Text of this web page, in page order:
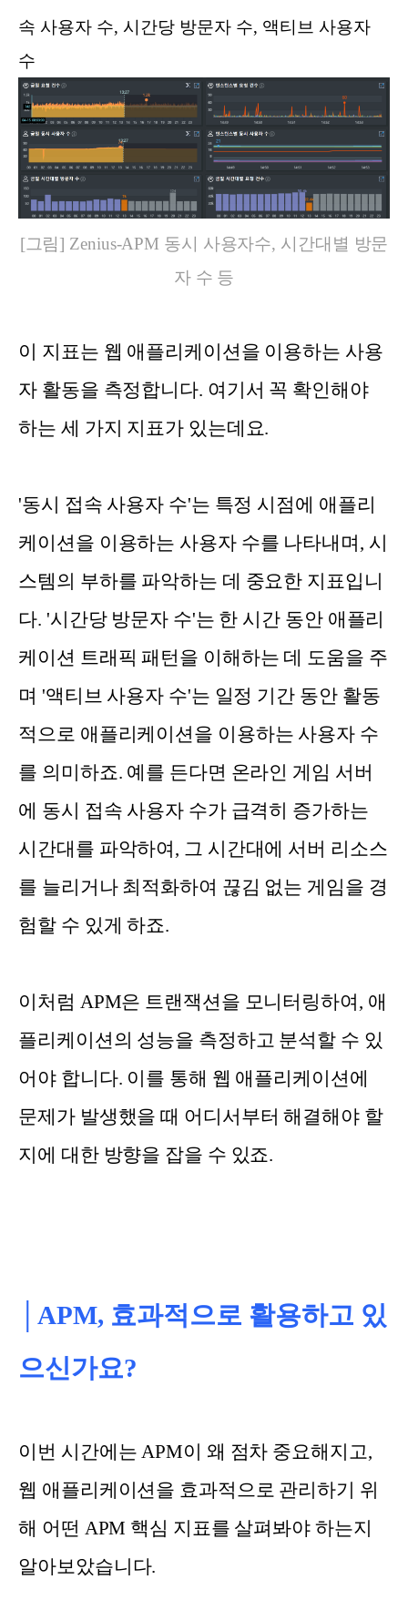
속 사용자 수, 시간당 방문자 수, 액티브 사용자
수
[그림] Zenius-APM 동시 사용자수, 시간대별 방문
자 수 등
이 지표는 웹 애플리케이션을 이용하는 사용
자 활동을 측정합니다. 여기서 꼭 확인해야
하는 세 가지 지표가 있는데요.
'동시 접속 사용자 수'는 특정 시점에 애플리
케이션을 이용하는 사용자 수를 나타내며, 시
스템의 부하를 파악하는 데 중요한 지표입니
다. '시간당 방문자 수'는 한 시간 동안 애플리
케이션 트래픽 패턴을 이해하는 데 도움을 주
며 '액티브 사용자 수'는 일정 기간 동안 활동
적으로 애플리케이션을 이용하는 사용자 수
를 의미하죠. 예를 든다면 온라인 게임 서버
에 동시 접속 사용자 수가 급격히 증가하는
시간대를 파악하여, 그 시간대에 서버 리소스
를 늘리거나 최적화하여 끊김 없는 게임을 경
험할 수 있게 하죠.
이처럼 APM은 트랜잭션을 모니터링하여, 애
플리케이션의 성능을 측정하고 분석할 수 있
어야 합니다. 이를 통해 웹 애플리케이션에
문제가 발생했을 때 어디서부터 해결해야 할
지에 대한 방향을 잡을 수 있죠.
│APM, 효과적으로 활용하고 있
으신가요?
이번 시간에는 APM이 왜 점차 중요해지고,
웹 애플리케이션을 효과적으로 관리하기 위
해 어떤 APM 핵심 지표를 살펴봐야 하는지
알아보았습니다.